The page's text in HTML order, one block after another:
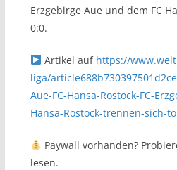
Erzgebirge Aue und dem FC
0:0.
Artikel auf https://
liga/
Aue-FC-Hansa-Rostock-FC-
Hansa-Rostock-trennen-sich-
Paywall vorhanden?
lesen.